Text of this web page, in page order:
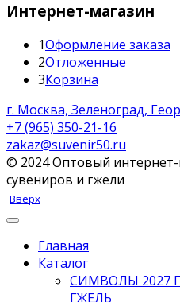
Интернет-магазин
1Оформление заказа
2Отложенные
3Корзина
г. Москва, Зеленоград,
+7 (965) 350-21-16
zakaz@suvenir50.ru
© 2024 Оптовый интернет-
сувениров и гжели
Вверх
Главная
Каталог
СИМВОЛЫ 2027
ГЖЕЛЬ